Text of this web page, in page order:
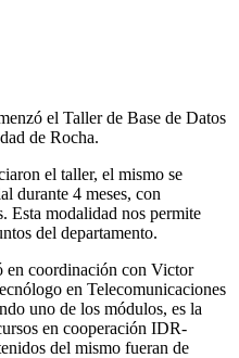
el Taller de Base de Datos
de Rocha.
el taller, el mismo se
durante 4 meses, con
Esta modalidad nos permite
del departamento.
en coordinación con Victor
en Telecomunicaciones
uno de los módulos, es la
en cooperación IDR-
del mismo fueran de